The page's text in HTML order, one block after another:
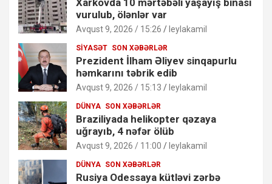
vurulub, ölənlər var
Avqust 9, 2026 / 15:26 leylakamil
SIYASƏT SON XƏBƏRLƏR
Prezident İlham Əliyev sinqapurlu
həmkarını təbrik edib
Avqust 9, 2026 / 15:13 leylakamil
DÜNYA SON XƏBƏRLƏR
Braziliyada helikopter qəzaya
uğrayıb, 4 nəfər ölüb
Avqust 9, 2026 / 11:00 leylakamil
DÜNYA SON XƏBƏRLƏR
Rusiya Odessaya kütləvi zərbə